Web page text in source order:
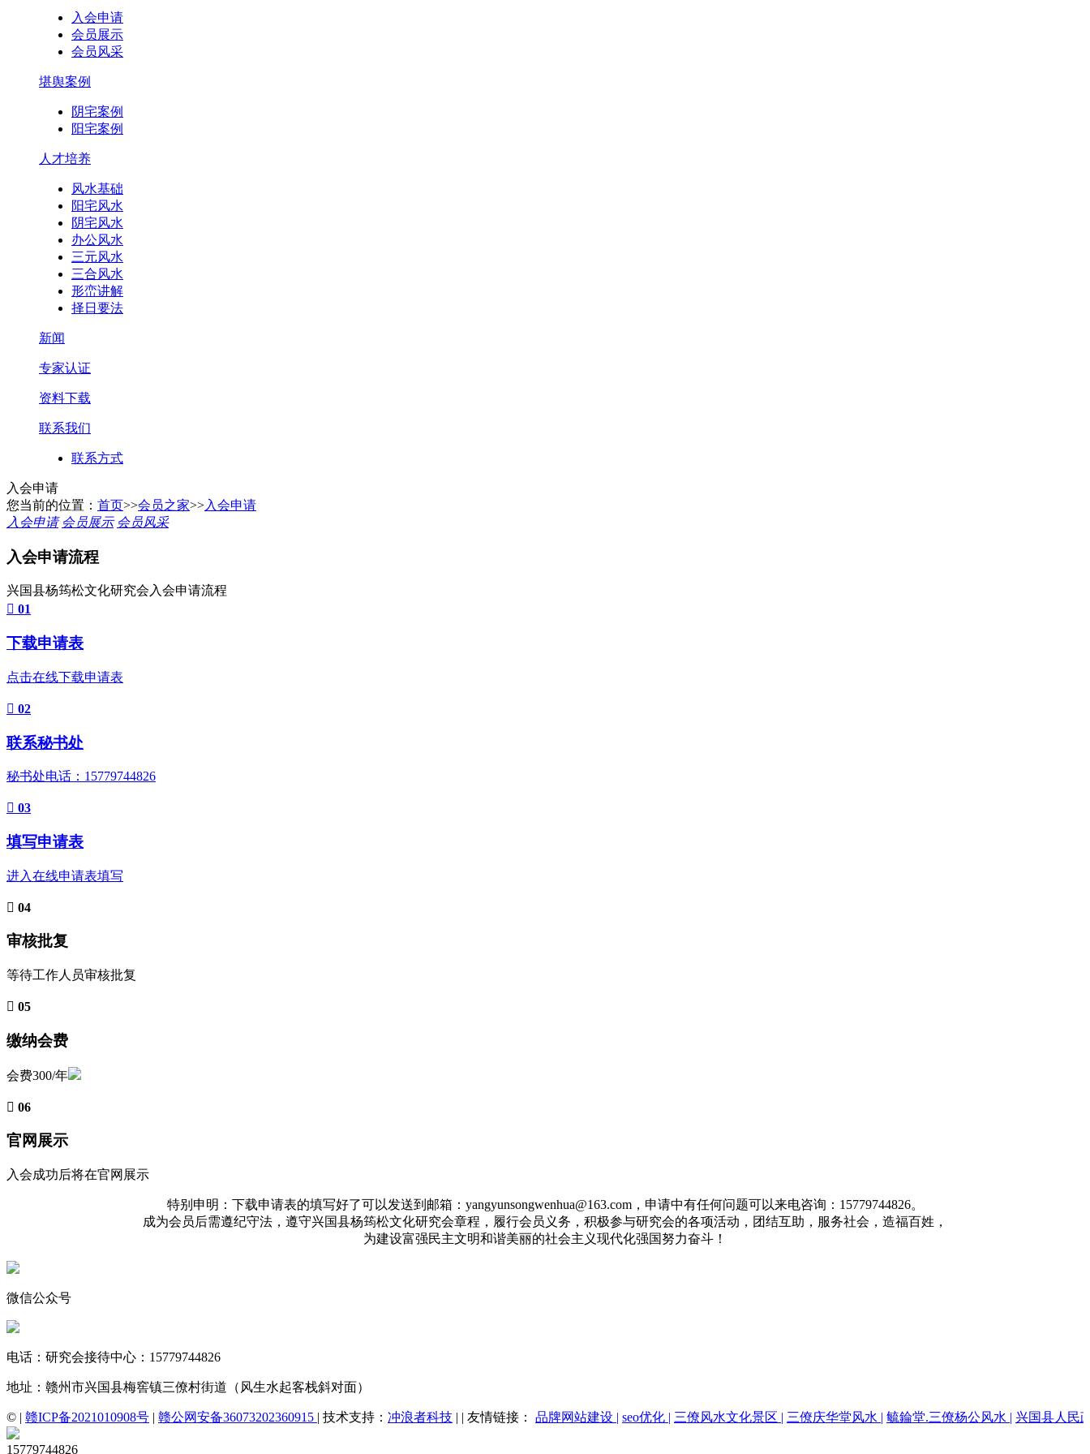
入会申请
会员展示
会员风采
堪舆案例
阴宅案例
阳宅案例
人才培养
风水基础
阳宅风水
阴宅风水
办公风水
三元风水
三合风水
形峦讲解
择日要法
新闻
专家认证
资料下载
联系我们
联系方式
入会申请
您当前的位置： 首页>>会员之家>>入会申请
入会申请 会员展示 会员风采
入会申请流程
兴国县杨筠松文化研究会入会申请流程
01
下载申请表
点击在线下载申请表
02
联系秘书处
秘书处电话：15779744826
03
填写申请表
进入在线申请表填写
04
审核批复
等待工作人员审核批复
05
缴纳会费
会费300/年
06
官网展示
入会成功后将在官网展示
特别申明：下载申请表的填写好了可以发送到邮箱：yangyunsongwenhua@163.com，申请中有任何问题可以来电咨询：15779744826。
成为会员后需遵纪守法，遵守兴国县杨筠松文化研究会章程，履行会员义务，积极参与研究会的各项活动，团结互助，服务社会，造福百姓，
为建设富强民主文明和谐美丽的社会主义现代化强国努力奋斗！
微信公众号
电话：研究会接待中心：15779744826
地址：赣州市兴国县梅窖镇三僚村街道（风生水起客栈斜对面）
© | 赣ICP备2021010908号 | 赣公网安备36073202360915 | 技术支持： 冲浪者科技 | | 友情链接： 品牌网站建设 | seo优化 | 三僚风水文化景区 | 三僚庆华堂风水 | 毓錀堂.三僚杨公风水 | 兴国县人民
15779744826